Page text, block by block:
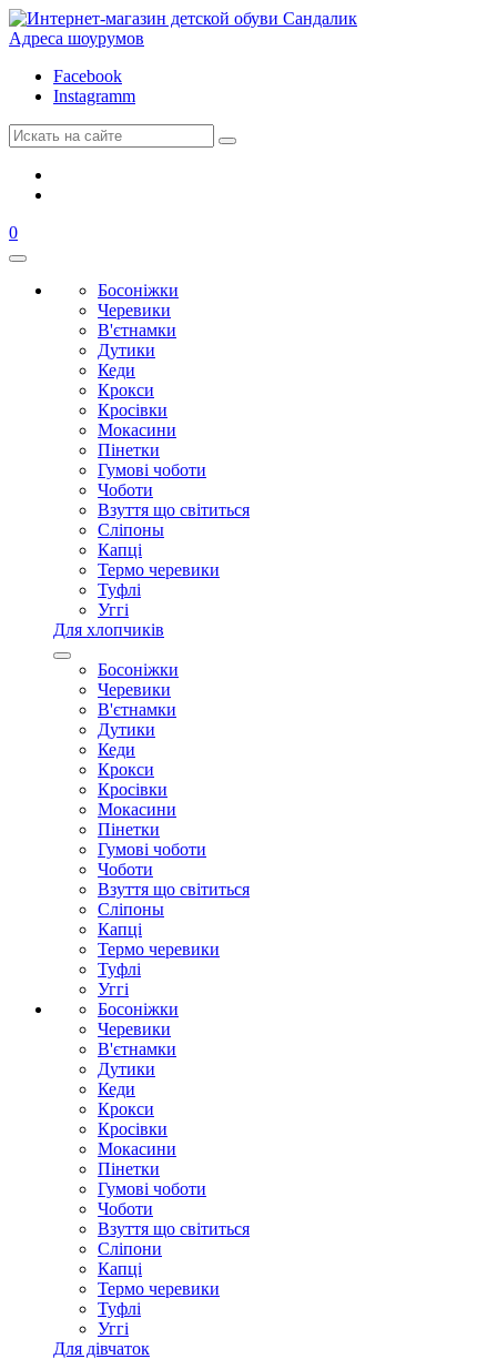
Адреса шоурумов
Facebook
Instagramm
0
Босоніжки
Черевики
В'єтнамки
Дутики
Кеди
Крокси
Кросівки
Мокасини
Пінетки
Гумові чоботи
Чоботи
Взуття що світиться
Сліпоны
Капці
Термо черевики
Туфлі
Уггі
Для хлопчиків
Босоніжки
Черевики
В'єтнамки
Дутики
Кеди
Крокси
Кросівки
Мокасини
Пінетки
Гумові чоботи
Чоботи
Взуття що світиться
Сліпоны
Капці
Термо черевики
Туфлі
Уггі
Босоніжки
Черевики
В'єтнамки
Дутики
Кеди
Крокси
Кросівки
Мокасини
Пінетки
Гумові чоботи
Чоботи
Взуття що світиться
Сліпони
Капці
Термо черевики
Туфлі
Уггі
Для дівчаток